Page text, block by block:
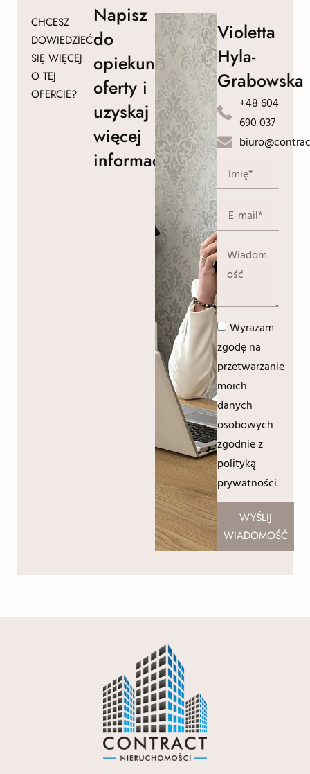
CHCESZ
DOWIEDZIEĆ
SIĘ WIĘCEJ
O TEJ
OFERCIE?
Napisz
do
opiekuna
oferty i
uzyskaj
więcej
informacji!
Violetta
Hyla-
Grabowska
+48 604
690 037
Wyrażam
zgodę na
przetwarzanie
moich
danych
osobowych
zgodnie z
polityką
prywatności.
WYŚLIJ
WIADOMOŚĆ